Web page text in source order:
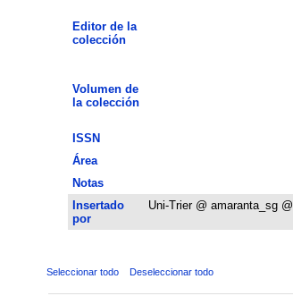
Editor de la
colección
Volumen de
la colección
ISSN
Área
Notas
Insertado
por
Uni-Trier @ amaranta_sg @
Seleccionar todo Deseleccionar todo